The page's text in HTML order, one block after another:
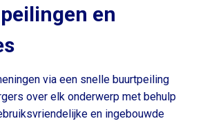
en
via een snelle buurtpeiling
over elk onderwerp met behulp
en ingebouwde